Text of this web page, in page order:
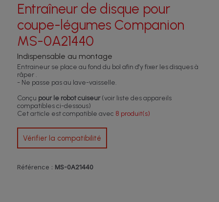
Entraîneur de disque pour
coupe-légumes Companion
MS-0A21440
Indispensable au montage
Entraineur se place au fond du bol afin d'y fixer les disques à
râper .
- Ne passe pas au lave-vaisselle.
Conçu pour le robot cuiseur(voir liste des appareils
compatibles ci-dessous)
Cet article est compatible avec 8 produit(s)
Vérifier la compatibilité
Référence : MS-0A21440